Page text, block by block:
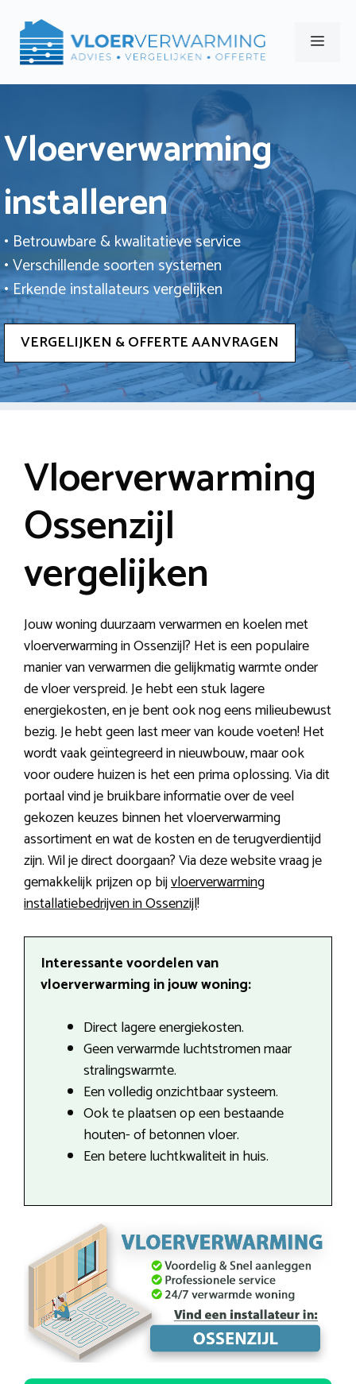
naar
Menu
Vloerverwarming
installeren
• Betrouwbare & kwalitatieve service
• Verschillende soorten systemen
• Erkende installateurs vergelijken
VERGELIJKEN & OFFERTE AANVRAGEN
Vloerverwarming
Ossenzijl
vergelijken
Jouw woning duurzaam verwarmen en koelen met
vloerverwarming in Ossenzijl? Het is een populaire
manier van verwarmen die gelijkmatig warmte onder
de vloer verspreid. Je hebt een stuk lagere
energiekosten, en je bent ook nog eens milieubewust
bezig. Je hebt geen last meer van koude voeten! Het
wordt vaak geïntegreerd in nieuwbouw, maar ook
voor oudere huizen is het een prima oplossing. Via dit
portaal vind je bruikbare informatie over de veel
gekozen keuzes binnen het vloerverwarming
assortiment en wat de kosten en de terugverdientijd
zijn. Wil je direct doorgaan? Via deze website vraag je
gemakkelijk prijzen op bijvloerverwarming
installatiebedrijven in Ossenzijl!
Interessante voordelen van
vloerverwarming in jouw woning:
Direct lagere energiekosten.
Geen verwarmde luchtstromen maar
stralingswarmte.
Een volledig onzichtbaar systeem.
Ook te plaatsen op een bestaande
houten- of betonnen vloer.
Een betere luchtkwaliteit in huis.